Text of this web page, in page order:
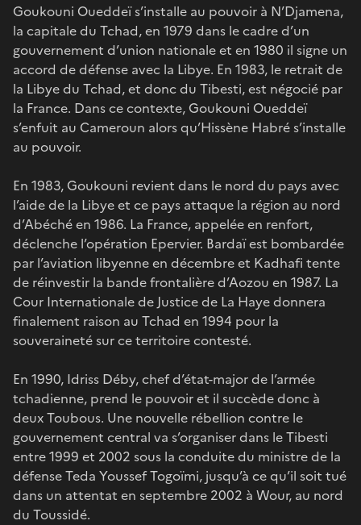
Goukouni Oueddeï s’installe au pouvoir à N’Djamena,
la capitale du Tchad, en 1979 dans le cadre d’un
gouvernement d’union nationale et en 1980 il signe un
accord de défense avec la Libye. En 1983, le retrait de
la Libye du Tchad, et donc du Tibesti, est négocié par
la France. Dans ce contexte, Goukouni Oueddeï
s’enfuit au Cameroun alors qu’Hissène Habré s’installe
au pouvoir.
En 1983, Goukouni revient dans le nord du pays avec
l’aide de la Libye et ce pays attaque la région au nord
d’Abéché en 1986. La France, appelée en renfort,
déclenche l’opération Epervier. Bardaï est bombardée
par l’aviation libyenne en décembre et Kadhafi tente
de réinvestir la bande frontalière d’Aozou en 1987. La
Cour Internationale de Justice de La Haye donnera
finalement raison au Tchad en 1994 pour la
souveraineté sur ce territoire contesté.
En 1990, Idriss Déby, chef d’état-major de l’armée
tchadienne, prend le pouvoir et il succède donc à
deux Toubous. Une nouvelle rébellion contre le
gouvernement central va s’organiser dans le Tibesti
entre 1999 et 2002 sous la conduite du ministre de la
défense Teda Youssef Togoïmi, jusqu’à ce qu’il soit tué
dans un attentat en septembre 2002 à Wour, au nord
du Toussidé.